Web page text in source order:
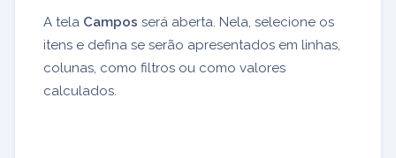
A tela Campos será aberta. Nela, selecione os
itens e defina se serão apresentados em linhas,
colunas, como filtros ou como valores
calculados.